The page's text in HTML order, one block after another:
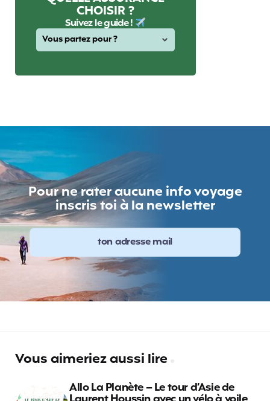
CHOISIR ?
Suivez le guide !
Pour ne rater aucune info voyage
inscris toi à la newsletter
Vous aimeriez aussi lire
Allo La Planète – Le tour d’Asie de